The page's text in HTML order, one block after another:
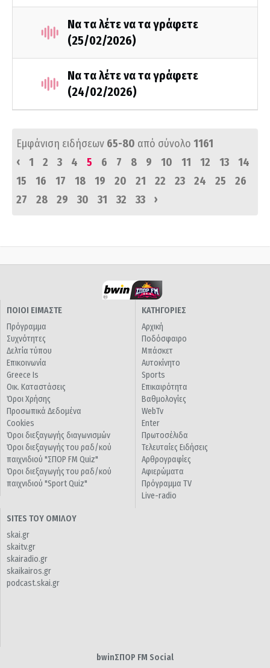
Να τα λέτε να τα γράφετε
(25/02/2026)
Να τα λέτε να τα γράφετε
(24/02/2026)
Εμφάνιση ειδήσεων 65-80 από σύνολο 1161
‹
1 2 3 4 5 6 7 8 9 10 11 12 13
14
15
16 17 18 19 20 21 22 23 24 25
26
27
28 29 30 31 32 33 ›
ΠΟΙΟΙ ΕΙΜΑΣΤΕ
Πρόγραμμα
Συχνότητες
Δελτία τύπου
Επικοινωνία
Greece Is
Οικ. Καταστάσεις
Όροι Χρήσης
Προσωπικά Δεδομένα
Cookies
Όροι διεξαγωγής διαγωνισμών
Όροι διεξαγωγής του ραδ/κού
παιχνιδιού "ΣΠΟΡ FM Quiz"
Όροι διεξαγωγής του ραδ/κού
παιχνιδιού "Sport Quiz"
ΚΑΤΗΓΟΡΙΕΣ
Αρχική
Ποδόσφαιρο
Μπάσκετ
Αυτοκίνητο
Sports
Επικαιρότητα
Βαθμολογίες
WebTv
Enter
Πρωτοσέλιδα
Τελευταίες Ειδήσεις
Αρθρογραφίες
Αφιερώματα
Πρόγραμμα TV
Live-radio
SITES ΤΟΥ ΟΜΙΛΟΥ
skai.gr
skaitv.gr
skairadio.gr
skaikairos.gr
podcast.skai.gr
bwinΣΠΟΡ FM Social